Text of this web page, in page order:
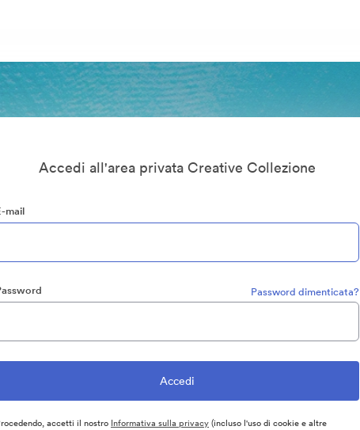
Accedi all'area privata Creative Collezione
mail
Password dimenticata?
accetti il nostro Informativa sulla privacy(incluso l'uso di cookie e altre